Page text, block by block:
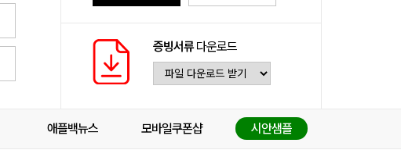
증빙서류다운로드
애플백뉴스 모바일쿠폰샵 시안샘플